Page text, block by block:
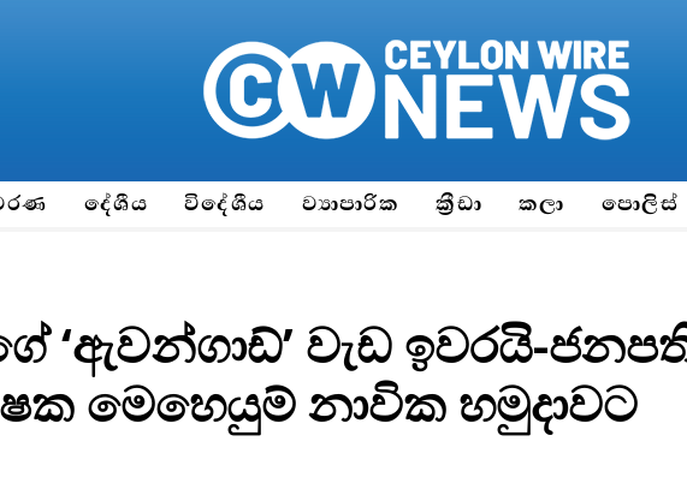
දේශීය විදේශීය ව්‍යාපාරික ක්‍රීඩා කලා පොලිස්
‘ඇවන්ගාඩ්’ වැඩ ඉවරයි-
මෙහෙයුම් නාවික හමුදාවට